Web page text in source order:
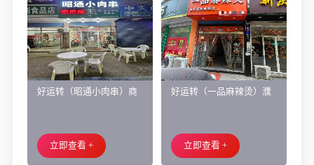
好运转（昭通小肉串）商
外摆、 房租2.2万/年
立即查看 +
好运转（一品麻辣烫）濮
小吃店转让
立即查看 +